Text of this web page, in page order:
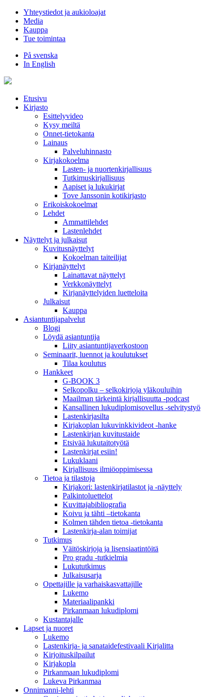
Hyppää
sisältöön
Yhteystiedot ja aukioloajat
Media
Kauppa
Tue toimintaa
På svenska
In English
Etusivu
Kirjasto
Esittelyvideo
Kysy meiltä
Onnet-tietokanta
Lainaus
Palveluhinnasto
Kirjakokoelma
Lasten- ja nuortenkirjallisuus
Tutkimuskirjallisuus
Aapiset ja lukukirjat
Tove Janssonin kotikirjasto
Erikoiskokoelmat
Lehdet
Ammattilehdet
Lastenlehdet
Näyttelyt ja julkaisut
Kuvitusnäyttelyt
Kokoelman taiteilijat
Kirjanäyttelyt
Lainattavat näyttelyt
Verkkonäyttelyt
Kirjanäyttelyiden luetteloita
Julkaisut
Kauppa
Asiantuntija­palvelut
Blogi
Löydä asiantuntija
Liity asiantuntijaverkostoon
Seminaarit, luennot ja koulutukset
Tilaa koulutus
Hankkeet
G-BOOK 3
Selkopolku – selkokirjoja yläkouluihin
Maailman tärkeintä kirjallisuutta -podcast
Kansallinen lukudiplomisovellus -selvitystyö
Lastenkirjasilta
Kirjakoplan lukuvinkkivideot -hanke
Lastenkirjan kuvitustaide
Etsivää lukutaitotyötä
Lastenkirjat esiin!
Lukuklaani
Kirjallisuus ilmiöoppimisessa
Tietoa ja tilastoja
Kirjakori: lastenkirjatilastot ja -näyttely
Palkintoluettelot
Kuvittaja­bibliografia
Koivu ja tähti –tietokanta
Kolmen tähden tietoa -tietokanta
Lastenkirja-alan toimijat
Tutkimus
Väitöskirjoja ja lisensiaatintöitä
Pro gradu -tutkielmia
Lukututkimus
Julkaisusarja
Opettajille ja varhaiskasvattajille
Lukemo
Materiaalipankki
Pirkanmaan lukudiplomi
Kustantajalle
Lapset ja nuoret
Lukemo
Lastenkirja- ja sanataidefestivaali Kirjalitta
Kirjoituskilpailut
Kirjakopla
Pirkanmaan lukudiplomi
Lukeva Pirkanmaa
Onnimanni-lehti